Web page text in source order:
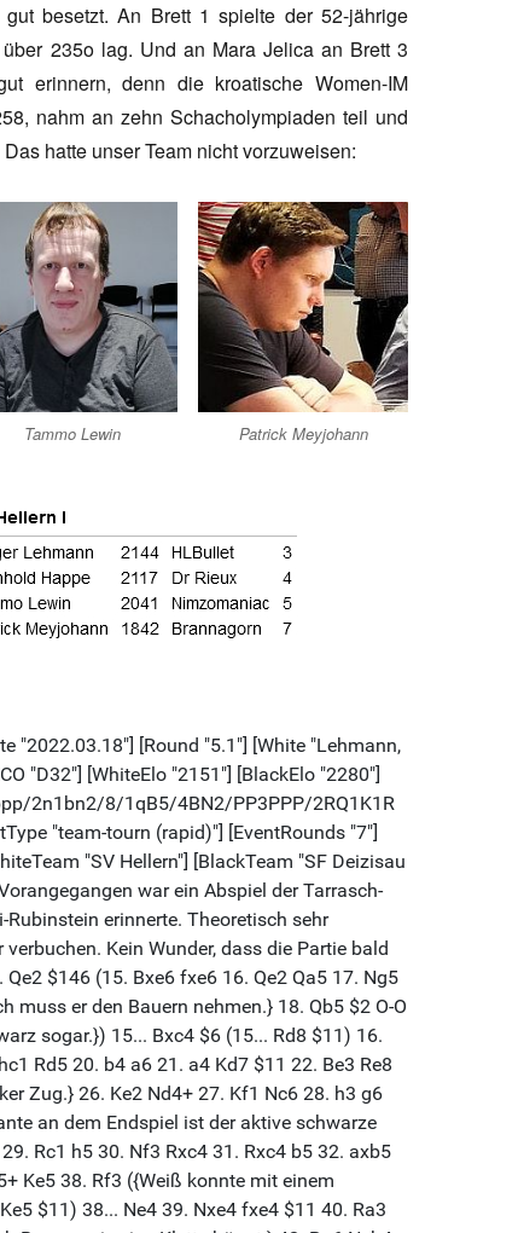
besetzt. An Brett 1 spielte der 52-jährige
235o lag. Und an Mara Jelica an Brett 3
erinnern, denn die kroatische Women-IM
nahm an zehn Schacholympiaden teil und
hatte unser Team nicht vorzuweisen:
Tammo Lewin Patrick Meyjohann